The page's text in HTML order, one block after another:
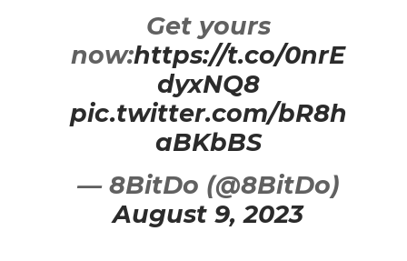
Get yours
now:https://t.co/0nrE
dyxNQ8
pic.twitter.com/bR8h
aBKbBS
— 8BitDo (@8BitDo)
August 9, 2023